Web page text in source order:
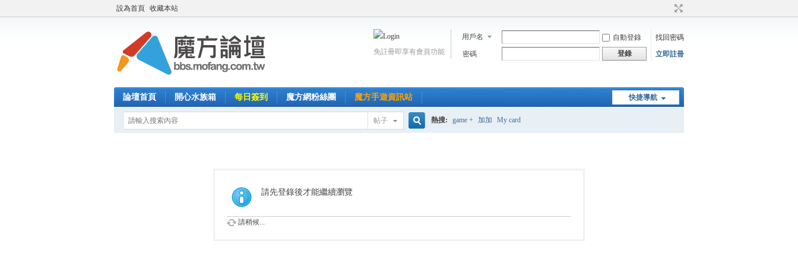
設為首頁 收藏本站
用戶名 自動登錄
找回密碼
密碼
登錄 立即註冊
免註冊即享有會員功能
快捷導航
論壇首頁 開心水族箱 每日簽到 魔方網粉絲團 魔方手遊資訊站
帖子 熱搜: game + 加加 My card
請先登錄後才能繼續瀏覽
請稍候...